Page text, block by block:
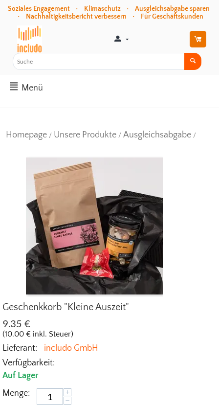
Soziales Engagement • Klimaschutz • Ausgleichsabgabe sparen
• Nachhaltigkeitsbericht verbessern • Für Geschäftskunden
Menü
Homepage / Unsere Produkte / Ausgleichsabgabe /
Geschenkkorb "Kleine Auszeit"
9.35 €
(10.00 € inkl. Steuer)
Lieferant:
includo GmbH
Verfügbarkeit:
Auf Lager
Menge:
+
−